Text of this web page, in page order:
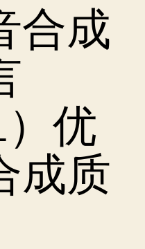
合成
）优
成质